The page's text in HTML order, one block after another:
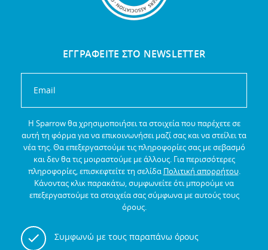
ΕΓΓΡΑΦΕΙΤΕ ΣΤΟ NEWSLETTER
Η Sparrow θα χρησιμοποιήσει τα στοιχεία που παρέχετε σε
αυτή τη φόρμα για να επικοινωνήσει μαζί σας και να στείλει τα
νέα της.Θα επεξεργαστούμε τις πληροφορίες σας με σεβασμό
και δεν θα τις μοιραστούμε με άλλους. Για περισσότερες
πληροφορίες, επισκεφτείτε τη σελίδα Πολιτική απορρήτου.
Κάνοντας κλικ παρακάτω, συμφωνείτε ότι μπορούμε να
επεξεργαστούμε τα στοιχεία σας σύμφωνα με αυτούς τους
όρους.
Συμφωνώ με τους παραπάνω όρους